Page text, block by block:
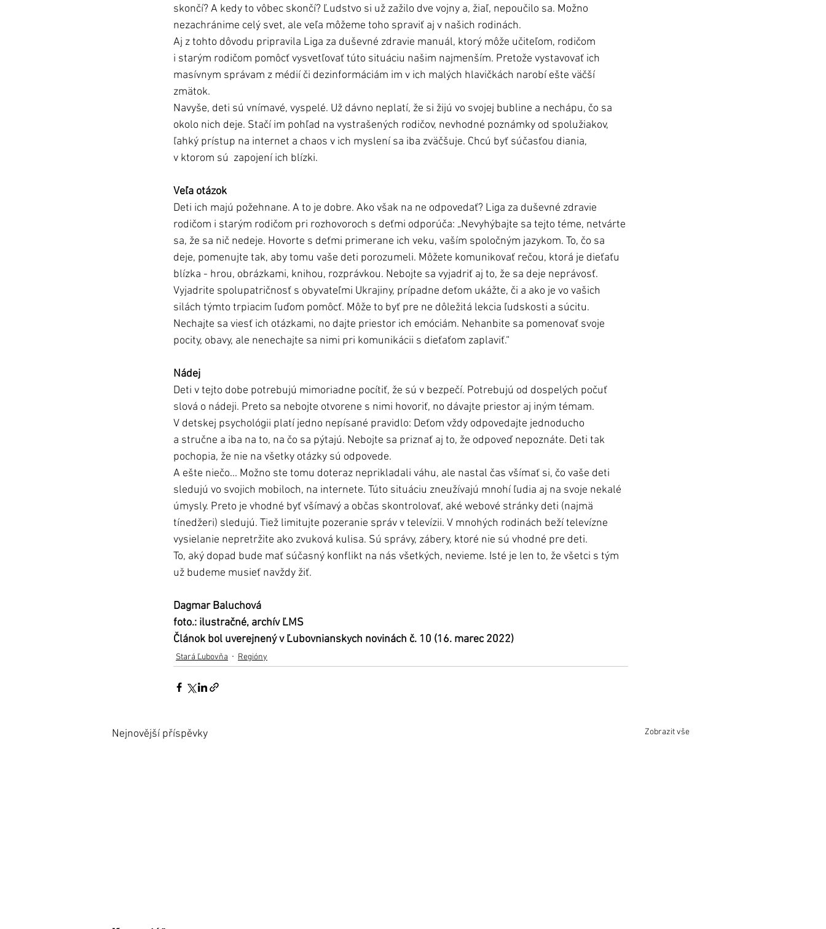
skončí? A kedy to vôbec skončí? Ľudstvo si už zažilo dve vojny a, žiaľ, nepoučilo sa. Možno
nezachránime celý svet, ale veľa môžeme toho spraviť aj v našich rodinách.
Aj z tohto dôvodu pripravila Liga za duševné zdravie manuál, ktorý môže učiteľom, rodičom
i starým rodičom pomôcť vysvetľovať túto situáciu našim najmenším. Pretože vystavovať ich
masívnym správam z médií či dezinformáciám im v ich malých hlavičkách narobí ešte väčší
zmätok.
Navyše, deti sú vnímavé, vyspelé. Už dávno neplatí, že si žijú vo svojej bubline a nechápu, čo sa
okolo nich deje. Stačí im pohľad na vystrašených rodičov, nevhodné poznámky od spolužiakov,
ľahký prístup na internet a chaos v ich myslení sa iba zväčšuje. Chcú byť súčasťou diania,
v ktorom sú  zapojení ich blízki.
Veľa otázok
Deti ich majú požehnane. A to je dobre. Ako však na ne odpovedať? Liga za duševné zdravie
rodičom i starým rodičom pri rozhovoroch s deťmi odporúča: „Nevyhýbajte sa tejto téme, netvárte
sa, že sa nič nedeje. Hovorte s deťmi primerane ich veku, vaším spoločným jazykom. To, čo sa
deje, pomenujte tak, aby tomu vaše deti porozumeli. Môžete komunikovať rečou, ktorá je dieťaťu
blízka - hrou, obrázkami, knihou, rozprávkou. Nebojte sa vyjadriť aj to, že sa deje neprávosť.
Vyjadrite spolupatričnosť s obyvateľmi Ukrajiny, prípadne deťom ukážte, či a ako je vo vašich
silách týmto trpiacim ľuďom pomôcť. Môže to byť pre ne dôležitá lekcia ľudskosti a súcitu.
Nechajte sa viesť ich otázkami, no dajte priestor ich emóciám. Nehanbite sa pomenovať svoje
pocity, obavy, ale nenechajte sa nimi pri komunikácii s dieťaťom zaplaviť.“
Nádej
Deti v tejto dobe potrebujú mimoriadne pocítiť, že sú v bezpečí. Potrebujú od dospelých počuť
slová o nádeji. Preto sa nebojte otvorene s nimi hovoriť, no dávajte priestor aj iným témam.
V detskej psychológii platí jedno nepísané pravidlo: Deťom vždy odpovedajte jednoducho
a stručne a iba na to, na čo sa pýtajú. Nebojte sa priznať aj to, že odpoveď nepoznáte. Deti tak
pochopia, že nie na všetky otázky sú odpovede.
A ešte niečo... Možno ste tomu doteraz neprikladali váhu, ale nastal čas všímať si, čo vaše deti
sledujú vo svojich mobiloch, na internete. Túto situáciu zneužívajú mnohí ľudia aj na svoje nekalé
úmysly. Preto je vhodné byť všímavý a občas skontrolovať, aké webové stránky deti (najmä
tínedžeri) sledujú. Tiež limitujte pozeranie správ v televízii. V mnohých rodinách beží televízne
vysielanie nepretržite ako zvuková kulisa. Sú správy, zábery, ktoré nie sú vhodné pre deti.
To, aký dopad bude mať súčasný konflikt na nás všetkých, nevieme. Isté je len to, že všetci s tým
už budeme musieť navždy žiť.
Dagmar Baluchová
foto.: ilustračné, archív ĽMS
Článok bol uverejnený v Ľubovnianskych novinách č. 10 (16. marec 2022)
Stará Ľubovňa Regióny
Nejnovější příspěvky Zobrazit vše